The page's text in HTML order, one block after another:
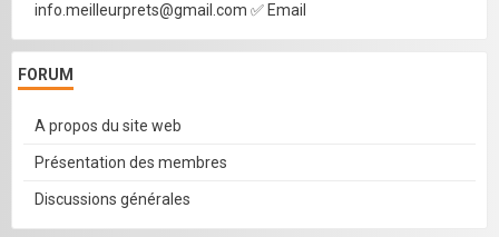
info.meilleurprets@gmail.com ✅ Email
FORUM
A propos du site web
Présentation des membres
Discussions générales